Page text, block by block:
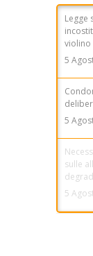
Legge
violino
5
5
sulle
5